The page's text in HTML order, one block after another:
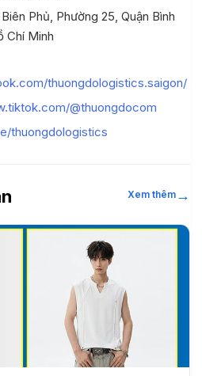
Phủ, Phường 25, Quận Bình
Chí Minh
thuongdologistics.saigon/
@thuongdocom
thuongdologistics
Xem thêm →